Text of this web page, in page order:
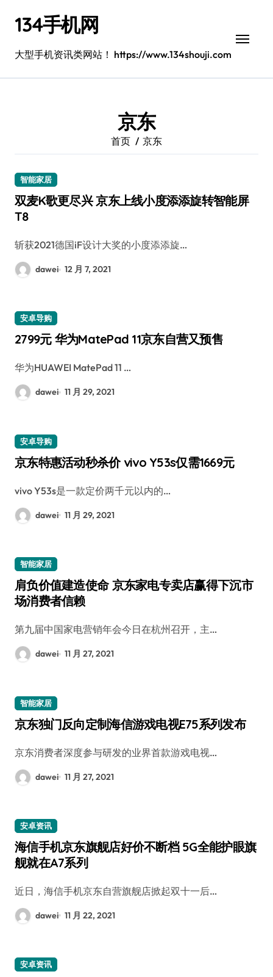
134手机网
大型手机资讯类网站！ https://www.134shouji.com
京东
首页 京东
智能家居
双麦K歌更尽兴 京东上线小度添添旋转智能屏
T8
斩获2021德国iF设计大奖的小度添添旋…
dawei 12 月 7, 2021
安卓导购
2799元 华为MatePad 11京东自营又预售
华为HUAWEI MatePad 11 …
dawei 11 月 29, 2021
安卓导购
京东特惠活动秒杀价 vivo Y53s仅需1669元
vivo Y53s是一款定价两千元以内的…
dawei 11 月 29, 2021
智能家居
肩负价值建造使命 京东家电专卖店赢得下沉市
场消费者信赖
第九届中国家电营销年会今日在杭州召开，主…
dawei 11 月 27, 2021
智能家居
京东独门反向定制海信游戏电视E75系列发布
京东消费者深度参与研发的业界首款游戏电视…
dawei 11 月 27, 2021
安卓资讯
海信手机京东旗舰店好价不断档 5G全能护眼旗
舰就在A7系列
近日，海信手机京东自营旗舰店掀起双十一后…
dawei 11 月 22, 2021
安卓资讯